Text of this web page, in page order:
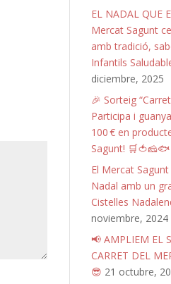
EL NADAL QUE
Mercat Sagunt
amb tradició,
Infantils
diciembre, 2025
🎉 Sorteig
Participa i
100 € en
Sagunt! 🛒🍅🧀🐟
El Mercat
Nadal amb un
Cistelles
noviembre, 2024
📢 AMPLIEM EL
CARRET DEL
😎 21 octubre,